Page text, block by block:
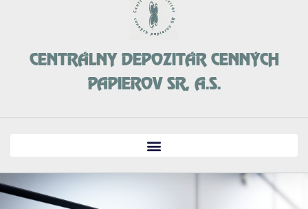
CENTRÁLNY DEPOZITÁR CENNÝCH
PAPIEROV SR, A.S.